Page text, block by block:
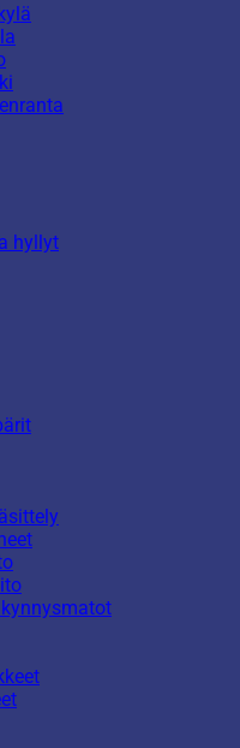
hyllyt